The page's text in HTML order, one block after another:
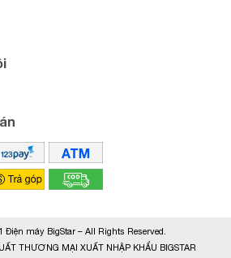
Điện máy BigStar – All Rights Reserved.
THƯƠNG MẠI XUẤT NHẬP KHẨU BIGSTAR